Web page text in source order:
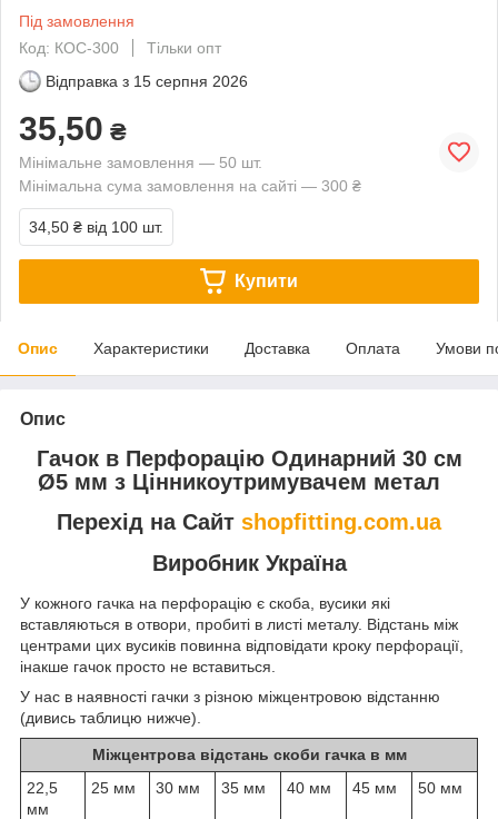
Під замовлення
Код: КОС-300
Тільки опт
Відправка з 15 серпня 2026
35,50 ₴
Мінімальне замовлення — 50 шт.
Мінімальна сума замовлення на сайті — 300 ₴
34,50 ₴ від 100 шт.
Купити
Опис Характеристики Доставка Оплата Умови
Опис
Гачок в Перфорацію Одинарний 30 см
Ø5 мм з Цінникоутримувачем метал
Перехід на Сайт shopfitting.com.ua
Виробник Україна
У кожного гачка на перфорацію є скоба, вусики які
вставляються в отвори, пробиті в листі металу. Відстань між
центрами цих вусиків повинна відповідати кроку перфорації,
інакше гачок просто не вставиться.
У нас в наявності гачки з різною міжцентровою відстанню
(дивись таблицю нижче).
Міжцентрова відстань скоби гачка в мм
22,5
мм
25 мм 30 мм 35 мм 40 мм 45 мм 50 мм